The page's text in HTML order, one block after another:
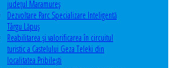
județul Maramureș
Dezvoltare Parc Specializare Inteligentă
Târgu Lăpuș
Reabilitarea și valorificarea în circuitul
turistic a Castelului Geza Teleki din
localitatea Pribilești